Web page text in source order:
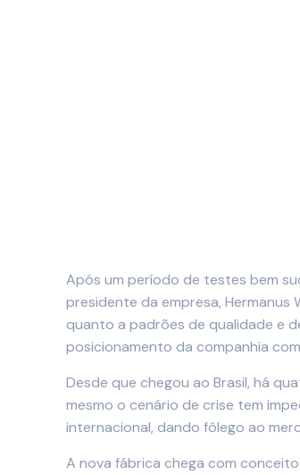
Após um período de testes bem
presidente da empresa,
quanto a padrões de qualidade e
posicionamento da companhia
Desde que chegou ao Brasil, há
mesmo o cenário de crise tem
internacional, dando fôlego ao
A nova fábrica chega com